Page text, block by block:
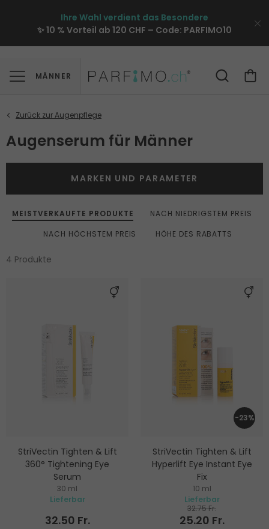
Ihre Wahl verdient das Besondere
✨ 10 % Vorteil ab 120 CHF – Code: PARFIMO10
MÄNNER
Augenserum für Männer
MEISTVERKAUFTE PRODUKTE
NACH NIEDRIGSTEM PREIS
NACH HÖCHSTEM PREIS
HÖHE DES RABATTS
4 Produkte
MARKEN UND PARAMETER
StriVectin Tighten & Lift
360° Tightening Eye
Serum
Augenserum
30 ml
Lieferbar
32.50 Fr.
-23%
StriVectin Tighten & Lift
Hyperlift Eye Instant Eye
Fix
Augenserum
10 ml
Lieferbar
32.75 Fr.
25.20 Fr.